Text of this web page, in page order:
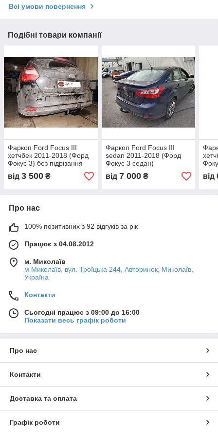
Всі умови повернення
Подібні товари компанії
Фаркоп Ford Focus III
хетчбек 2011-2018 (Форд
Фокус 3) без підрізання
від 3 500 ₴
Фаркоп Ford Focus III
sedan 2011-2018 (Форд
Фокус 3 седан)
від 7 000₴ від
Про нас
100% позитивних з 92 відгуків за рік
Працює з 04.08.2012
м. Миколаїв
м Миколаїв, вул. Троїцька 244, Авторинок, Миколаїв,
Україна
Контакти
Сьогодні працює з 09:00 до 16:00
Показати весь графік роботи
Про нас
Контакти
Доставка та оплата
Графік роботи